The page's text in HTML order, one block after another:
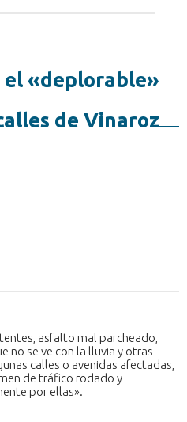
el «deplorable»
de Vinaroz
asfalto mal parcheado,
no se ve con la lluvia y otras
calles o avenidas afectadas,
de tráfico rodado y
por ellas».